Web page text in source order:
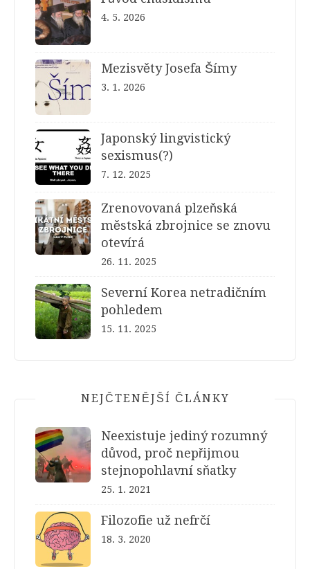
4. 5. 2026
Mezisvěty Josefa Šímy
3. 1. 2026
Japonský lingvistický
sexismus(?)
7. 12. 2025
Zrenovovaná plzeňská
městská zbrojnice se znovu
otevírá
26. 11. 2025
Severní Korea netradičním
pohledem
15. 11. 2025
NEJČTENĚJŠÍ ČLÁNKY
Neexistuje jediný rozumný
důvod, proč nepřijmou
stejnopohlavní sňatky
25. 1. 2021
Filozofie už nefrčí
18. 3. 2020